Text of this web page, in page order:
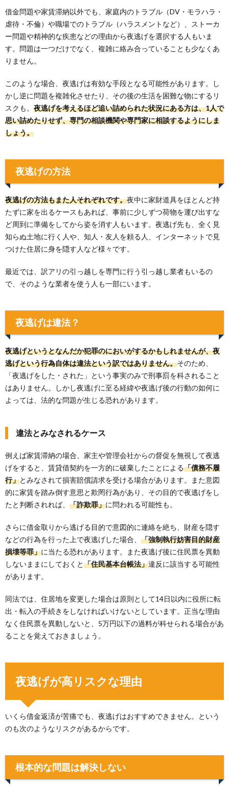
借金問題や家賃滞納以外でも、家庭内のトラブル（DV・モラハラ・
虐待・不倫）や職場でのトラブル（ハラスメントなど）、ストーカ
ー問題や精神的な疾患などの理由から夜逃げを選択する人もいま
す。問題は一つだけでなく、複雑に絡み合っていることも少なくあ
りません。
このような場合、夜逃げは有効な手段となる可能性があります。し
かし逆に問題を複雑化させたり、その後の生活を困難な物にするリ
スクも。 夜逃げを考えるほど追い詰められた状況にある方は、1人で
思い詰めたりせず、専門の相談機関や専門家に相談するようにしま
しょう。
夜逃げの方法
夜逃げの方法もまた人それぞれです。夜中に家財道具をほとんど持
たずに家を出るケースもあれば、事前に少しずつ荷物を運び出すな
ど周到に準備をしてから姿を消す人もいます。夜逃げ先も、全く見
知らぬ土地に行く人や、知人・友人を頼る人、インターネットで見
つけた住居に身を隠す人など様々です。
最近では、訳アリの引っ越しを専門に行う引っ越し業者もいるの
で、そのような業者を使う人も一部にいます。
夜逃げは違法？
夜逃げというとなんだか犯罪のにおいがするかもしれませんが、夜
逃げという行為自体は違法という訳ではありません。そのため、
「夜逃げをした・された」という事実のみで刑事罰を科されること
はありません。しかし夜逃げに至る経緯や夜逃げ後の行動の如何に
よっては、法的な問題が生じる恐れがあります。
違法とみなされるケース
例えば家賃滞納の場合、家主や管理会社からの督促を無視して夜逃
げをすると、賃貸借契約を一方的に破棄したことによる「債務不履
行」とみなされて損害賠償請求を受ける場合があります。また意図
的に家賃を踏み倒す意思と欺罔行為があり、その目的で夜逃げをし
たと判断されれば、 「詐欺罪」に問われる可能性も。
さらに借金取りから逃げる目的で意図的に連絡を絶ち、財産を隠す
などの行為を行った上で夜逃げした場合、 「強制執行妨害目的財産
損壊等罪」に当たる恐れがあります。また夜逃げ後に住民票を異動
しないままにしておくと「住民基本台帳法」違反に該当する可能性
があります。
同法では、住居地を変更した場合は原則として14日以内に役所に転
出・転入の手続きをしなければいけないとしています。正当な理由
なく住民票を異動しないと、5万円以下の過料が科せられる場合があ
ることを覚えておきましょう。
夜逃げが高リスクな理由
いくら借金返済が苦痛でも、夜逃げはおすすめできません。という
のも次のようなリスクがあるからです。
根本的な問題は解決しない